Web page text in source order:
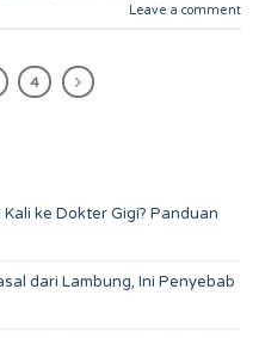
Leave a comment
4
ke Dokter Gigi? Panduan
dari Lambung, Ini Penyebab